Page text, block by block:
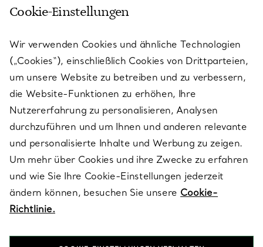
KUNDENSERVICE
SERVICES
ÜBER TIFFANY & CO.
RECHTLICHE HINWEISE
FOLGEN SIE UNS
Cookie-Einstellungen
Wir verwenden Cookies und ähnliche Technologien
(„Cookies“), einschließlich Cookies von Drittparteien,
um unsere Website zu betreiben und zu verbessern,
die Website-Funktionen zu erhöhen, Ihre
Nutzererfahrung zu personalisieren, Analysen
durchzuführen und um Ihnen und anderen relevante
und personalisierte Inhalte und Werbung zu zeigen.
Um mehr über Cookies und ihre Zwecke zu erfahren
und wie Sie Ihre Cookie-Einstellungen jederzeit
ändern können, besuchen Sie unsere Cookie-
Richtlinie.